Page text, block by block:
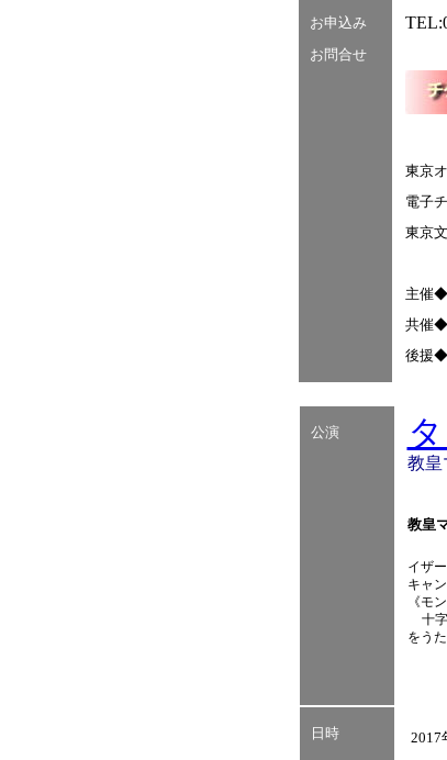
お申込み
お問合せ
東京
電子
東京
主催
共催◆
後援◆
公演
教
教皇
イザ
キャ
《モ
十
をうた
日時 2017